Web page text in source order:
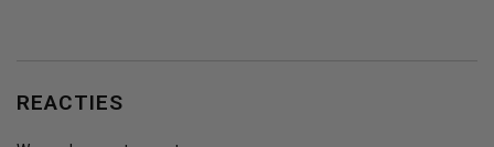
REACTIES